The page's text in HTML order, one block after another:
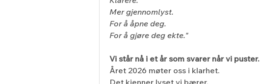
Mer gjennomlyst.
For å åpne deg.
For å gjøre deg ekte."
Vi står nå i et år som svarer når vi puster.
Året 2026 møter oss i klarhet.